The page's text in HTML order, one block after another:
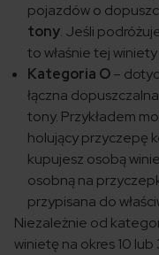
pojazdów o
tony. Jeśli
to właśnie tej
Kategoria O–
łączna
tony. Przykładem
holujący przyczepę
kupujesz osobą
osobną na
przypisana do
Niezależnie od
winietę na okres 10 lub